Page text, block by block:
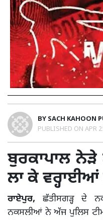
BY SACH KAHOON
PUBLISHED ON APR
ਬੁਰਕਾਪਾਲ
ਲਾ ਕੇ
ਰਾਏਪੁਰ, ਛੱਤੀਸਗੜ੍ਹ ਦੇ
ਨਕਸਲੀਆਂ ਨੇ ਅੱਜ ਪੁਲਿਸ ਟੀਮ